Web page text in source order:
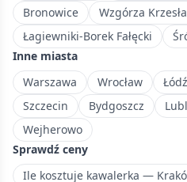
przewagą
zabudowy
mieszkaniowej.
Bronowice
Wzgórza
Łagiewniki-Borek Fałęcki
Inne miasta
Warszawa
Wrocław Łódź
Szczecin
Bydgoszcz
Wejherowo
Sprawdź ceny
Ile kosztuje kawalerka —